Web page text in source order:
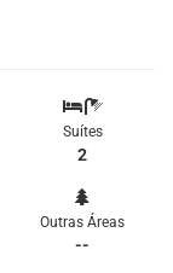
Suítes
2
Outras Áreas
--